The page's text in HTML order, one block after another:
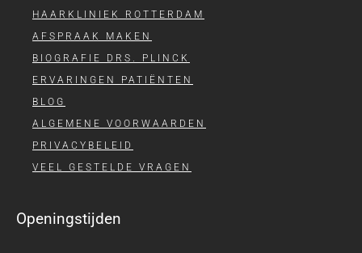
HAARKLINIEK ROTTERDAM
AFSPRAAK MAKEN
BIOGRAFIE DRS. PLINCK
ERVARINGEN PATIËNTEN
BLOG
ALGEMENE VOORWAARDEN
PRIVACYBELEID
VEEL GESTELDE VRAGEN
Openingstijden